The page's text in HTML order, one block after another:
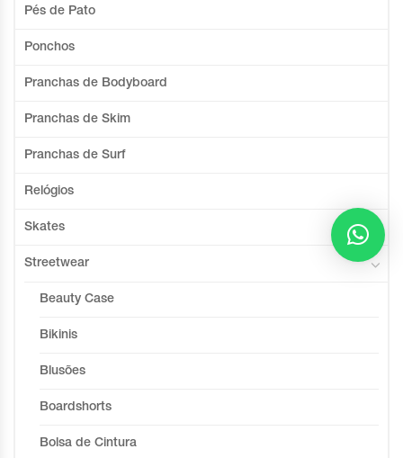
Pés de Pato
Ponchos
Pranchas de Bodyboard
Pranchas de Skim
Pranchas de Surf
Relógios
Skates
Streetwear
Beauty Case
Bikinis
Blusões
Boardshorts
Bolsa de Cintura